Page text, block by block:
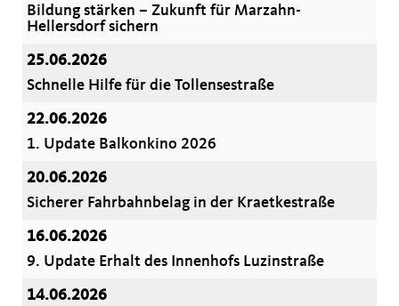
Bildung stärken – Zukunft für Marzahn-
Hellersdorf sichern
25.06.2026
Schnelle Hilfe für die Tollensestraße
22.06.2026
1. Update Balkonkino 2026
20.06.2026
Sicherer Fahrbahnbelag in der Kraetkestraße
16.06.2026
9. Update Erhalt des Innenhofs Luzinstraße
14.06.2026